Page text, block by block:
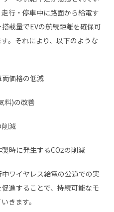
行・停車中に路面から給電す
載量でEVの航続距離を確保可
。それにより、以下のような
両価格の低減
料)の改善
削減
時に発生するCO2の削減
ワイヤレス給電の公道での実
進することで、持続可能なモ
きます。